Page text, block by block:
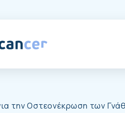
την Οστεονέκρωση των